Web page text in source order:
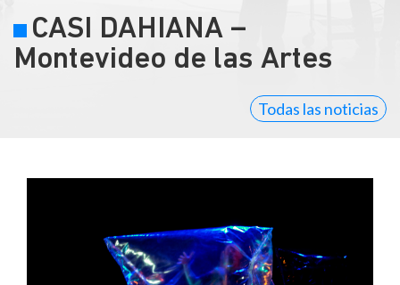
CASI DAHIANA –
Montevideo de las Artes
Todas las noticias